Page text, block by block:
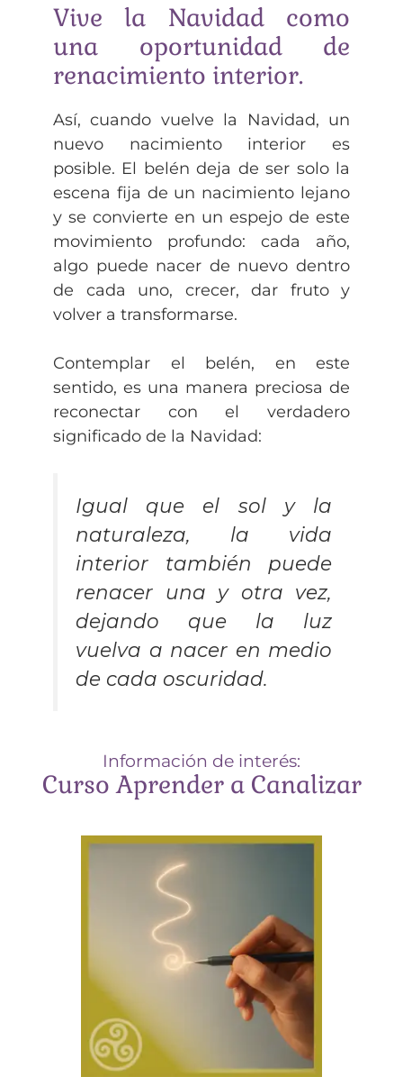
Vive la Navidad como
una oportunidad de
renacimiento interior.
Así, cuando vuelve la Navidad, un
nuevo nacimiento interior es
posible. El belén deja de ser solo la
escena fija de un nacimiento lejano
y se convierte en un espejo de este
movimiento profundo: cada año,
algo puede nacer de nuevo dentro
de cada uno, crecer, dar fruto y
volver a transformarse.
Contemplar el belén, en este
sentido, es una manera preciosa de
reconectar con el verdadero
significado de la Navidad:
Igual que el sol y la
naturaleza, la vida
interior también puede
renacer una y otra vez,
dejando que la luz
vuelva a nacer en medio
de cada oscuridad.
Información de interés:
Curso Aprender a Canalizar